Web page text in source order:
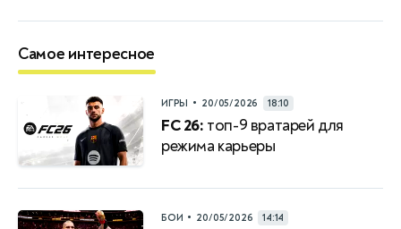
Самое интересное
ИГРЫ • 20/05/2026 18:10
FC 26: топ-9 вратарей для
режима карьеры
БОИ • 20/05/2026 14:14